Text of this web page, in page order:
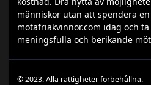
människor utan att spendera
motafriakvinnor.com idag och
meningsfulla och berikande
© 2023. Alla rättigheter förbehållna.